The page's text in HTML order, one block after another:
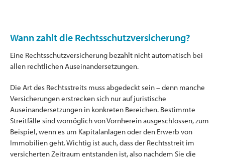
Wann zahlt die Rechtsschutzversicherung?
Eine Rechtsschutzversicherung bezahlt nicht automatisch bei
allen rechtlichen Auseinandersetzungen.
Die Art des Rechtsstreits muss abgedeckt sein – denn manche
Versicherungen erstrecken sich nur auf juristische
Auseinandersetzungen in konkreten Bereichen. Bestimmte
Streitfälle sind womöglich von Vornherein ausgeschlossen, zum
Beispiel, wenn es um Kapitalanlagen oder den Erwerb von
Immobilien geht. Wichtig ist auch, dass der Rechtsstreit im
versicherten Zeitraum entstanden ist, also nachdem Sie die